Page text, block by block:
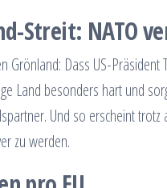
Streit: NATO
Grönland: Dass US-
Land besonders hart und
Und so erscheint
zu werden.